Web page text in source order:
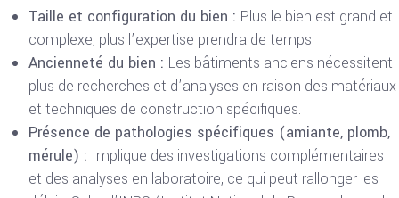
Taille et configuration du bien : Plus le bien est grand et
complexe, plus l’expertise prendra de temps.
Ancienneté du bien : Les bâtiments anciens nécessitent
plus de recherches et d’analyses en raison des matériaux
et techniques de construction spécifiques.
Présence de pathologies spécifiques (amiante, plomb,
mérule) : Implique des investigations complémentaires
et des analyses en laboratoire, ce qui peut rallonger les